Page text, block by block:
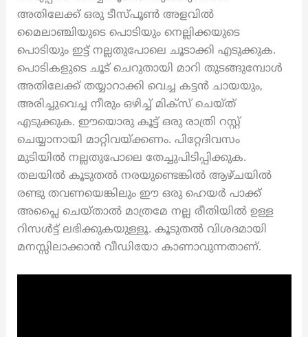
അതിലേക്ക് ഒരു ടീസ്പൂൺ അളവിൽ
മൈലാഞ്ചിയുടെ പൊടിയും നെല്ലിക്കയുടെ
പൊടിയും ഇട്ട് നല്ലതുപോലെ ചൂടാക്കി എടുക്കുക.
പൊടികളുടെ ചൂട് ചെറുതായി മാറി തുടങ്ങുമ്പോൾ
അതിലേക്ക് തയ്യാറാക്കി വെച്ച കട്ടൻ ചായയും,
അരിച്ചുവെച്ച നീരും ഒഴിച്ച് മിക്സ് ചെയ്ത്
എടുക്കുക. ഈയൊരു കൂട്ട് ഒരു രാത്രി റസ്റ്റ്
ചെയ്യാനായി മാറ്റിവയ്ക്കണം. പിറ്റേദിവസം
മുടിയിൽ നല്ലതുപോലെ തേച്ചുപിടിപ്പിക്കുക.
തലയിൽ കൂടുതൽ നരയുണ്ടെങ്കിൽ ആഴ്ചയിൽ
രണ്ടു തവണയെങ്കിലും ഈ ഒരു ഹെയർ പാക്ക്
അപ്ലൈ ചെയ്താൽ മാത്രമേ നല്ല രീതിയിൽ ഉള്ള
റിസൾട്ട് ലഭിക്കുകയുള്ളൂ. കൂടുതൽ വിശദമായി
മനസ്സിലാക്കാൻ വീഡിയോ കാണാവുന്നതാണ്.